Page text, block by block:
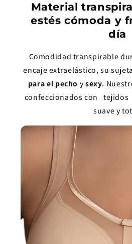
Material
estés cómoda y
día
Comodidad transpirable
encaje extraelástico, su
para el pecho ysexy.
confeccionados con tejidos
suave y